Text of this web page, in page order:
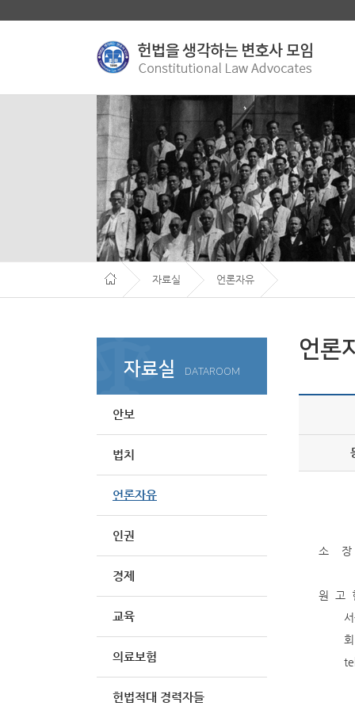
자료실 언론자유
자료실 DATAROOM
안보
법치
언론자유
인권
경제
교육
의료보험
헌법적대 경력자들
언론
소 장
원 고
서울
회
tel :